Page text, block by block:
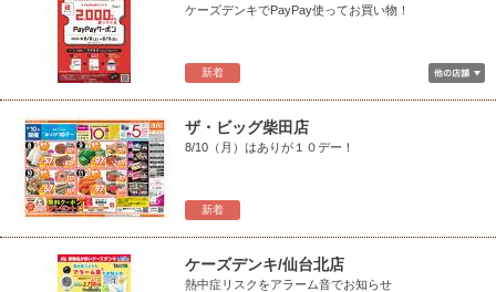
新着
ケーズデンキでPayPay使ってお買い物！
新着
ザ・ビッグ柴田店
8/10（月）はありが１０デー！
ケーズデンキ/仙台北店
熱中症リスクをアラーム音でお知らせ